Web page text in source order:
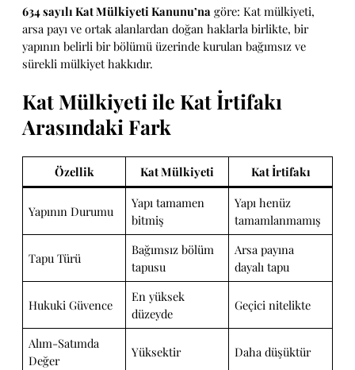
634 sayılı Kat Mülkiyeti Kanunu’na göre: Kat mülkiyeti,
arsa payı ve ortak alanlardan doğan haklarla birlikte, bir
yapının belirli bir bölümü üzerinde kurulan bağımsız ve
sürekli mülkiyet hakkıdır.
Kat Mülkiyeti ile Kat İrtifakı
Arasındaki Fark
Özellik Kat Mülkiyeti Kat İrtifakı
Yapının Durumu
Yapı tamamen
bitmiş
Yapı henüz
tamamlanmamış
Tapu Türü
Bağımsız bölüm
tapusu
Arsa payına
dayalı tapu
Hukuki Güvence
En yüksek
düzeyde
Geçici nitelikte
Alım-Satımda
Değer
Yüksektir Daha düşüktür